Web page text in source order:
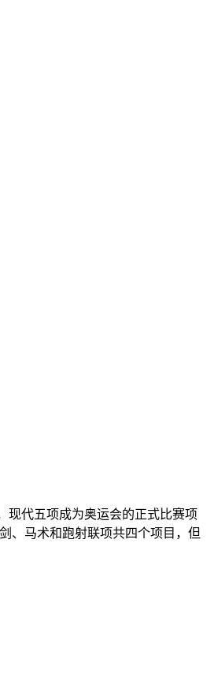
现代五项成为奥运会的正式比赛项
、马术和跑射联项共四个项目，但